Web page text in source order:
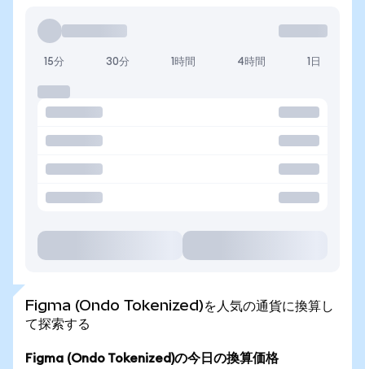
15分 30分 1時間 4時間 1日
Figma (Ondo Tokenized)を人気の通貨に換算し
て探索する
Figma (Ondo Tokenized)の今日の換算価格